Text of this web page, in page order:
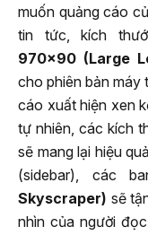
muốn quảng cáo
tin tức, kích
970×90 (Large
cho phiên bản máy
cáo xuất hiện xen
tự nhiên, các kích
sẽ mang lại hiệu
(sidebar), các
Skyscraper) sẽ
nhìn của người